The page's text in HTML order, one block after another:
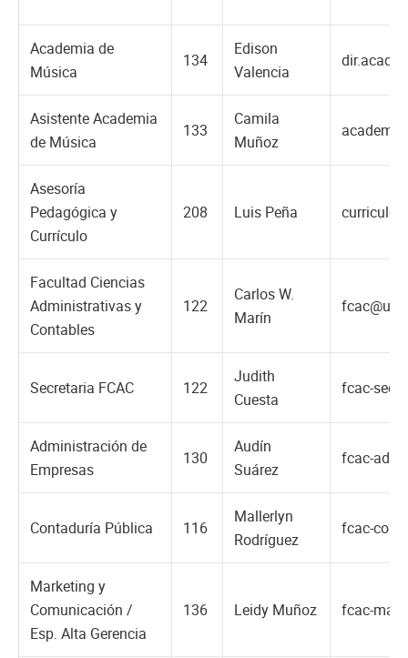
Academia de
Música
134
Edison
Valencia
Asistente Academia
de Música
133
Camila
Muñoz
Asesoría
Pedagógica y
Currículo
208 Luis Peña
Facultad Ciencias
Administrativas y
Contables
122
Carlos W.
Marín
Secretaria FCAC 122
Judith
Cuesta
fcac-
Administración de
Empresas
130
Audín
Suárez
fcac-
Contaduría Pública 116
Mallerlyn
Rodríguez
fcac-
Marketing y
Comunicación /
Esp. Alta Gerencia
136 Leidy Muñoz fcac-